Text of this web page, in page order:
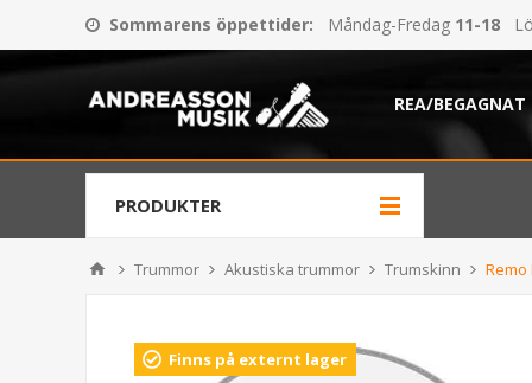
Sommarens öppettider: Måndag-Fredag 11-18
REA/BEGAGNAT
PRODUKTER
Trummor Akustiska trummor Trumskinn
Finns på externt lager